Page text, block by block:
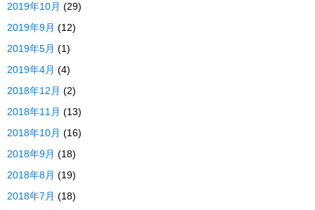
2019年10月 (29)
2019年9月 (12)
2019年5月 (1)
2019年4月 (4)
2018年12月 (2)
2018年11月 (13)
2018年10月 (16)
2018年9月 (18)
2018年8月 (19)
2018年7月 (18)